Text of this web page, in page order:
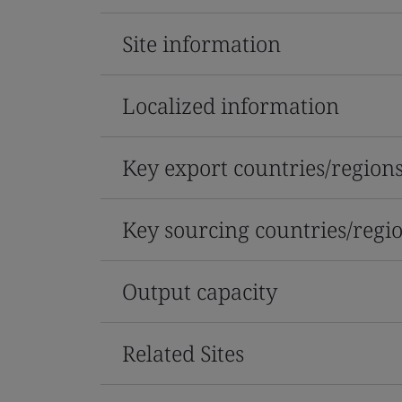
Site information
Localized information
Key export countries/regions
Key sourcing countries/
Output capacity
Related Sites